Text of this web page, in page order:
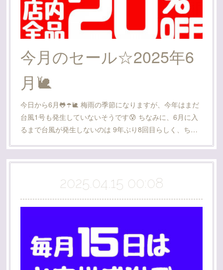
今月のセール☆2025年6
月🐌
今日から6月🐸☂️🐌 梅雨の季節になりますが、今年はまだ
台風1号も発生していないそうです😰 ちなみに、6月に入
るまで台風が発生しないのは 9年ぶり8回目らしく、ち…
2025.04.15 00:08